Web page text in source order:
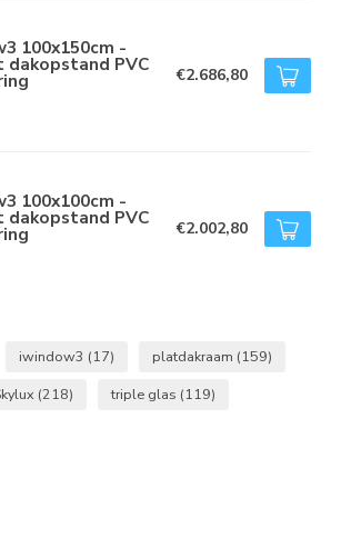
100x150cm -
PVC €2.686,80
100x100cm -
PVC €2.002,80
iwindow3 (17) platdakraam (159)
(218) triple glas (119)